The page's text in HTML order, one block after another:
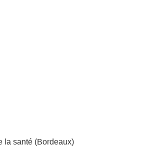
la santé (Bordeaux)